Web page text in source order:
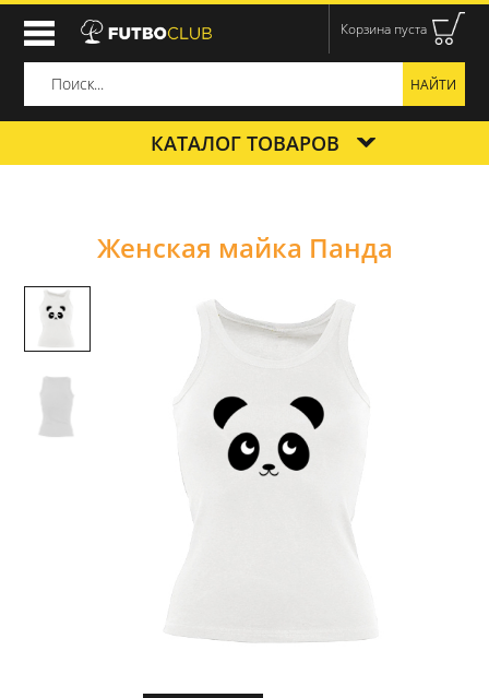
Корзина пуста
КАТАЛОГ ТОВАРОВ
Женская майка Панда